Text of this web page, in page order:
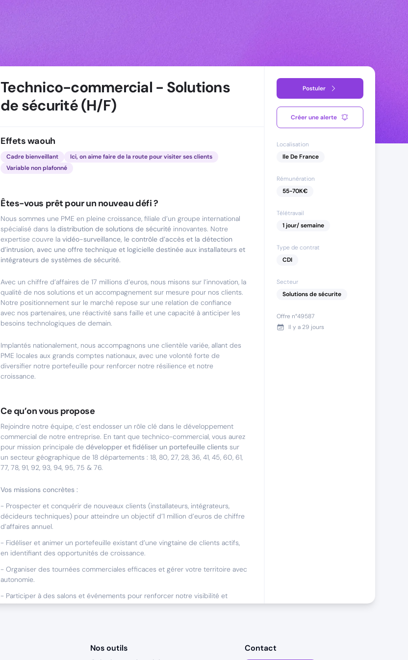
Technico-commercial - Solutions
de sécurité (H/F)
Effets waouh
Cadre bienveillant
Ici, on aime faire de la route pour visiter ses clients
Variable non plafonné
Êtes-vous prêt pour un nouveau défi ?
Nous sommes une PME en pleine croissance, filiale d’un groupe international
spécialisé dans la distribution de solutions de sécurité innovantes. Notre
expertise couvre la vidéo-surveillance, le contrôle d’accès et la détection
d’intrusion, avec une offre technique et logicielle destinée aux installateurs et
intégrateurs de systèmes de sécurité.
Avec un chiffre d’affaires de 17 millions d’euros, nous misons sur l’innovation, la
qualité de nos solutions et un accompagnement sur mesure pour nos clients.
Notre positionnement sur le marché repose sur une relation de confiance
avec nos partenaires, une réactivité sans faille et une capacité à anticiper les
besoins technologiques de demain.
Implantés nationalement, nous accompagnons une clientèle variée, allant des
PME locales aux grands comptes nationaux, avec une volonté forte de
diversifier notre portefeuille pour renforcer notre résilience et notre
croissance.
Ce qu’on vous propose
Rejoindre notre équipe, c’est endosser un rôle clé dans le développement
commercial de notre entreprise. En tant que technico-commercial, vous aurez
pour mission principale de développer et fidéliser un portefeuille clients sur
un secteur géographique de 18 départements : 18, 80, 27, 28, 36, 41, 45, 60, 61,
77, 78, 91, 92, 93, 94, 95, 75 & 76.
Vos missions concrètes :
- Prospecter et conquérir de nouveaux clients (installateurs, intégrateurs,
décideurs techniques) pour atteindre un objectif d’1 million d’euros de chiffre
d’affaires annuel.
- Fidéliser et animer un portefeuille existant d’une vingtaine de clients actifs,
en identifiant des opportunités de croissance.
- Organiser des tournées commerciales efficaces et gérer votre territoire avec
autonomie.
- Participer à des salons et événements pour renforcer notre visibilité et
élargir votre réseau.
Postuler
Créer une alerte
Localisation
Ile De France
Rémunération
55-70K€
Télétravail
1 jour/ semaine
Type de contrat
CDI
Secteur
Solutions de sécurite
Offre n°49587
Il y a 29 jours
Nos outils
Contact